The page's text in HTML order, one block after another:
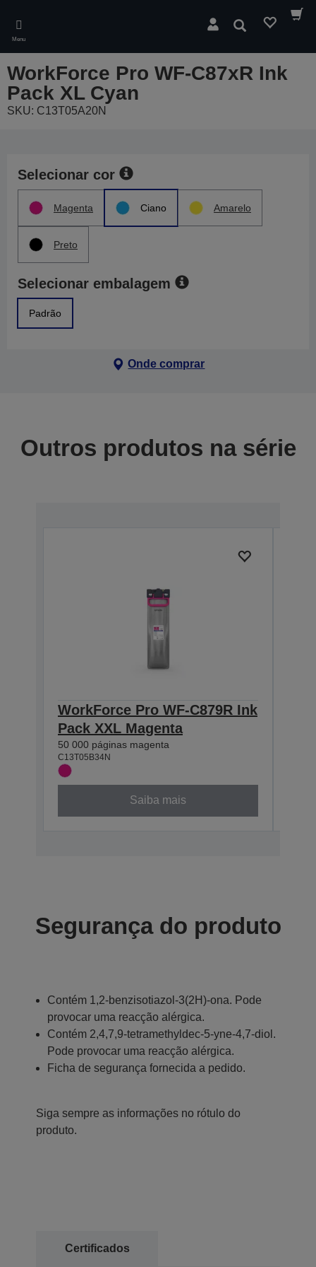
main
content
Menu
Pesquisar
WorkForce Pro WF-C87xR Ink
Pack XL Cyan
SKU: C13T05A20N
Selecionar cor
Magenta Ciano Amarelo
Preto
Selecionar embalagem
Padrão
Onde comprar
Outros produtos na série
WorkForce Pro WF-C879R Ink
Pack XXL Magenta
50 000 páginas magenta
C13T05B34N
Saiba mais
Segurança do produto
Contém 1,2-benzisotiazol-3(2H)-ona. Pode
provocar uma reacção alérgica.
Contém 2,4,7,9-tetramethyldec-5-yne-4,7-diol.
Pode provocar uma reacção alérgica.
Ficha de segurança fornecida a pedido.
Siga sempre as informações no rótulo do
produto.
Certificados